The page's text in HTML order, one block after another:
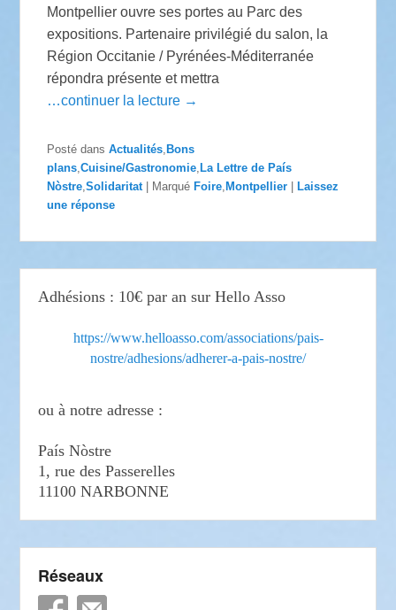
Montpellier ouvre ses portes au Parc des
expositions. Partenaire privilégié du salon, la
Région Occitanie / Pyrénées-Méditerranée
répondra présente et mettra
…continuer la lecture →
Posté dans Actualités Bons
plans ,Cuisine/Gastronomie La Lettre de País
Nòstre ,Solidaritat Marqué Foire Montpellier
Laissez
une réponse
Adhésions : 10€ par an sur Hello Asso
https://www.helloasso.com/associations/pais-
nostre/adhesions/adherer-a-pais-nostre/
ou à notre adresse :
País Nòstre
1, rue des Passerelles
11100 NARBONNE
Réseaux